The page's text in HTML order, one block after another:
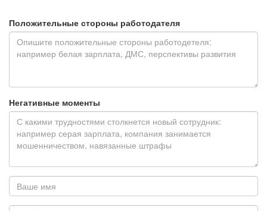
Положительные стороны работодателя
Негативные моменты